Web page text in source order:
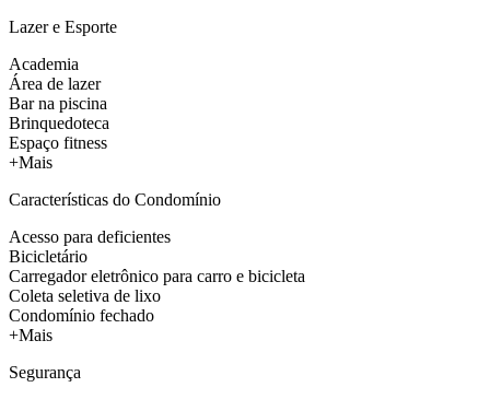
Lazer e Esporte
Academia
Área de lazer
Bar na piscina
Brinquedoteca
Espaço fitness
+Mais
Características do Condomínio
Acesso para deficientes
Bicicletário
Carregador eletrônico para carro e bicicleta
Coleta seletiva de lixo
Condomínio fechado
+Mais
Segurança